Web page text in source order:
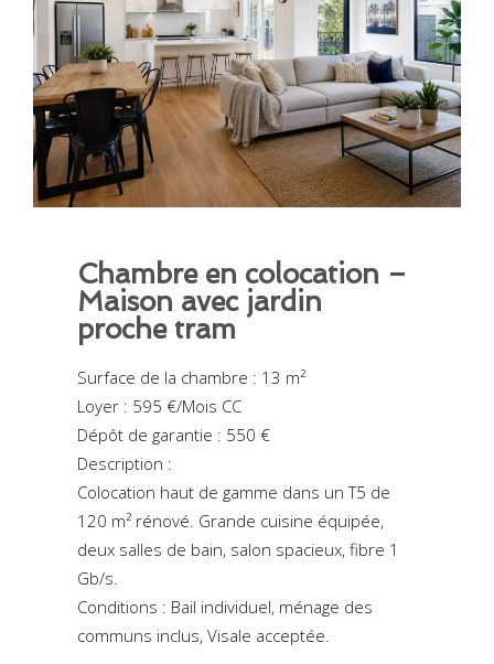
Chambre en colocation –
Maison avec jardin
proche tram
Surface de la chambre : 13 m²
Loyer : 595 €/Mois CC
Dépôt de garantie : 550 €
Description :
Colocation haut de gamme dans un T5 de
120 m² rénové. Grande cuisine équipée,
deux salles de bain, salon spacieux, fibre 1
Gb/s.
Conditions : Bail individuel, ménage des
communs inclus, Visale acceptée.